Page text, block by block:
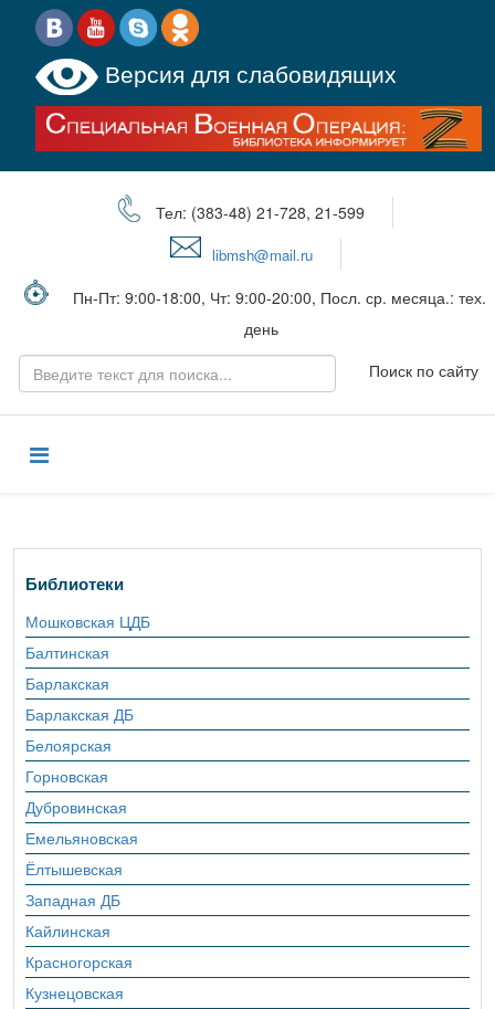
Версия для слабовидящих
Тел: (383-48) 21-728, 21-599
libmsh@mail.ru
Пн-Пт: 9:00-18:00, Чт: 9:00-20:00, Посл. ср. месяца.: тех.
день
Поиск по сайту
Библиотеки
Мошковская ЦДБ
Балтинская
Барлакская
Барлакская ДБ
Белоярская
Горновская
Дубровинская
Емельяновская
Ёлтышевская
Западная ДБ
Кайлинская
Красногорская
Кузнецовская